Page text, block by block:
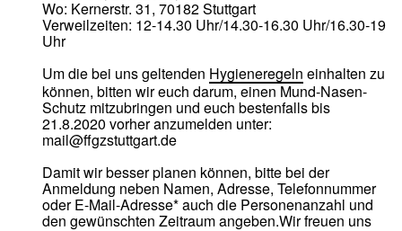
Wo: Kernerstr. 31, 70182 Stuttgart
Verweilzeiten: 12-14.30 Uhr/14.30-16.30 Uhr/16.30-19
Uhr
Um die bei uns geltenden Hygieneregeln einhalten zu
können, bitten wir euch darum, einen Mund-Nasen-
Schutz mitzubringen und euch bestenfalls bis
21.8.2020 vorher anzumelden unter:
mail@ffgzstuttgart.de
Damit wir besser planen können, bitte bei der
Anmeldung neben Namen, Adresse, Telefonnummer
oder E-Mail-Adresse* auch die Personenanzahl und
den gewünschten Zeitraum angeben.Wir freuen uns